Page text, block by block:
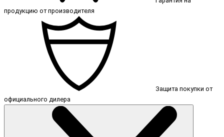
продукцию от производителя
Защита покупки от
официального дилера